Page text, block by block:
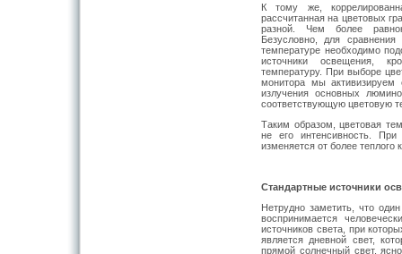
К тому же,
рассчитанная на цветовых
разной. Чем более
Безусловно, для сравнения
температуре необходимо
источники освещения,
температуру. При выборе
монитора мы активизируем
излучения основных
соответствующую цветовую
Таким образом, цветовая
не его интенсивность. При
изменяется от более теплого
Стандартные источники
Нетрудно заметить, что
воспринимается
источников света, при
является дневной свет,
прямой солнечный свет,